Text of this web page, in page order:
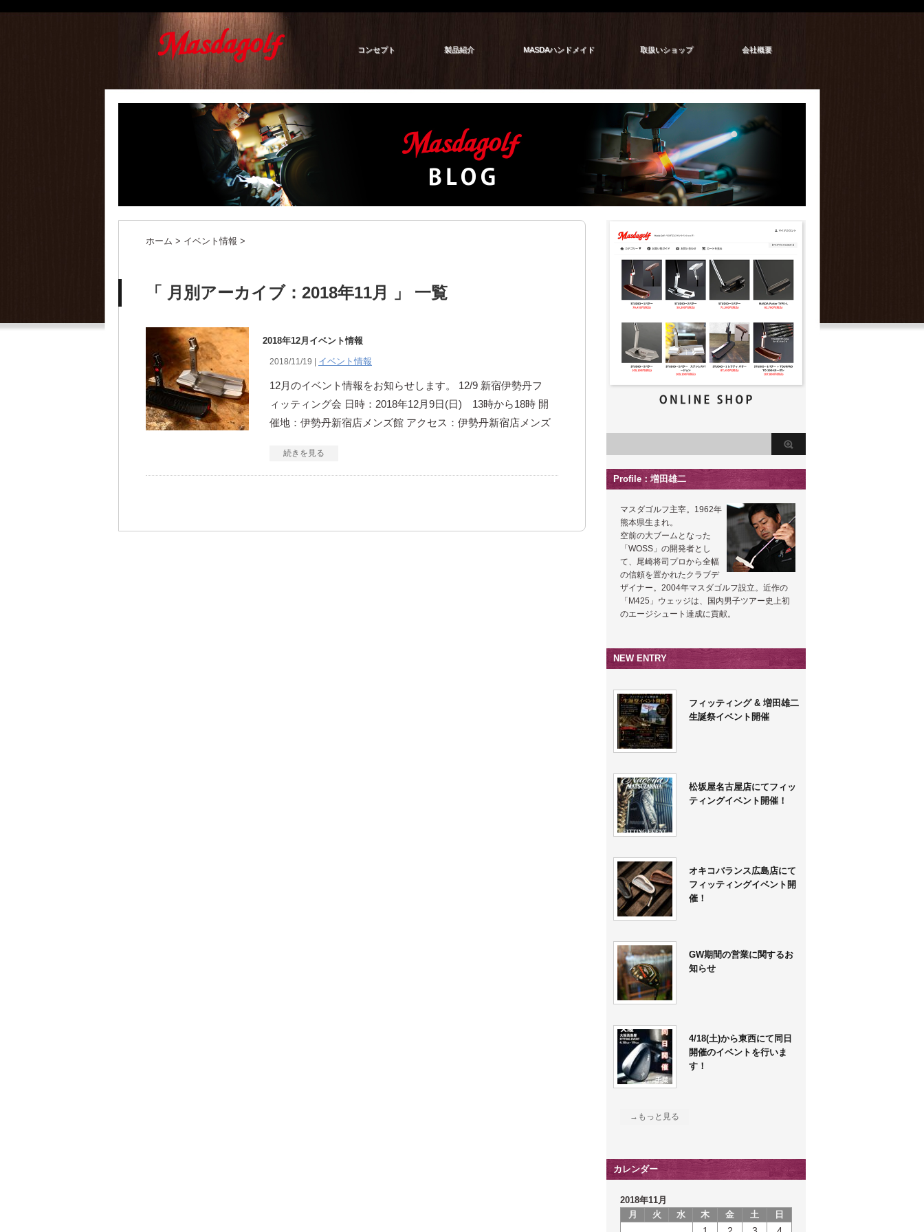
コンセプト 製品紹介 MASDAハンドメイド 取扱いショップ 会社概要
ホーム > イベント情報 >
「 月別アーカイブ：2018年11月 」 一覧
2018年12月イベント情報
2018/11/19 | イベント情報
12月のイベント情報をお知らせします。 12/9 新宿伊勢丹フ
ィッティング会 日時：2018年12月9日(日) 13時から18時 開
催地：伊勢丹新宿店メンズ館 アクセス：伊勢丹新宿店メンズ
続きを見る
Profile：増田雄二
マスダゴルフ主宰。1962年
熊本県生まれ。
空前の大ブームとなった
「WOSS」の開発者とし
て、尾崎将司プロから全幅
の信頼を置かれたクラブデ
ザイナー。2004年マスダゴルフ設立。近作の
「M425」ウェッジは、国内男子ツアー史上初
のエージシュート達成に貢献。
NEW ENTRY
フィッティング & 増田雄二
生誕祭イベント開催
松坂屋名古屋店にてフィッ
ティングイベント開催！
オキコバランス広島店にて
フィッティングイベント開
催！
GW期間の営業に関するお
知らせ
4/18(土)から東西にて同日
開催のイベントを行いま
す！
→もっと見る
カレンダー
2018年11月
月
火 水 木 金 土 日